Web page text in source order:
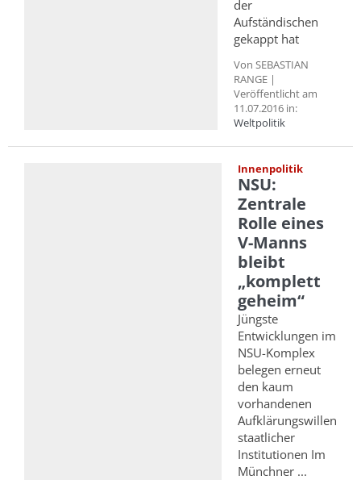
der
Aufständischen
gekappt hat
Von SEBASTIAN
RANGE |
Veröffentlicht am
11.07.2016 in:
Weltpolitik
Innenpolitik
NSU:
Zentrale
Rolle eines
V-Manns
bleibt
„komplett
geheim“
Jüngste
Entwicklungen im
NSU-Komplex
belegen erneut
den kaum
vorhandenen
Aufklärungswillen
staatlicher
Institutionen Im
Münchner ...